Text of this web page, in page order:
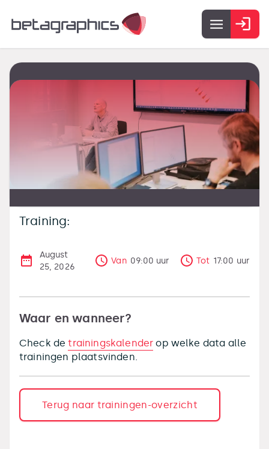
Training:
August
25, 2026
Van 09:00 uur Tot 17:00 uur
Waar en wanneer?
Check detrainingskalender op welke data alle
trainingen plaatsvinden.
Terug naar trainingen-overzicht